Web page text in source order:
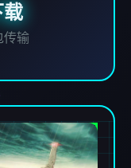
载
传输